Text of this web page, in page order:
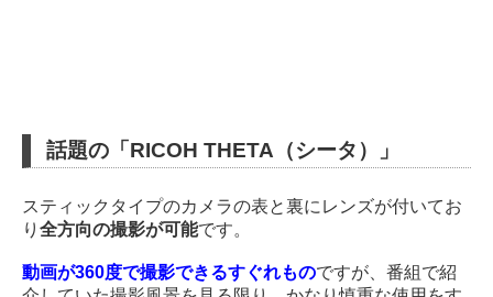
話題の「RICOH THETA（シータ）」
スティックタイプのカメラの表と裏にレンズが付いてお
り 全方向の撮影が可能です。
動画が360度で撮影できるすぐれものですが、番組で紹